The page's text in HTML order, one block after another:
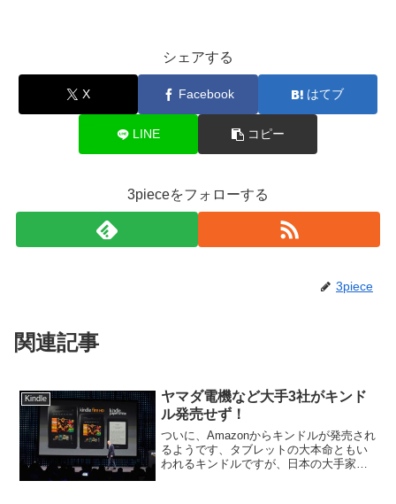
シェアする
X Facebook はてブ
LINE コピー
3pieceをフォローする
3piece
関連記事
Kindle
ヤマダ電機など大手3社がキンド
ル発売せず！
ついに、Amazonからキンドルが発売され
るようです、タブレットの大本命ともい
われるキンドルですが、日本の大手家電